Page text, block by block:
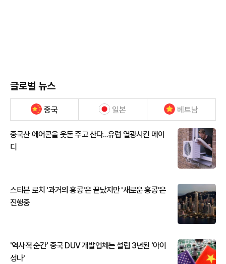
글로벌 뉴스
중국 일본 베트남
중국산 에어콘을 웃돈 주고 산다...유럽 열광시킨 메이
디
스티븐 로치 '과거의 홍콩'은 끝났지만 '새로운 홍콩'은
진행중
'역사적 순간' 중국 DUV 개발업체는 설립 3년된 '아이
성나'